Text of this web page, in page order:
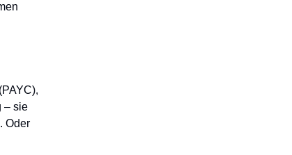
– sie
Oder